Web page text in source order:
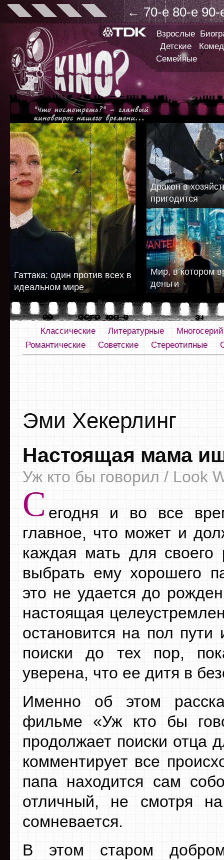
← 70-е 80-е 90-
Взрослые
Детские
Семейные
Гаттака: один против всех в
идеальном мире
Дракон в
пригодится
Мир, в котором
деньги
Классические Литературные
Романтические
Советские Стереотипные
Эми Хекерлинг
Настоящая мама
Уж кто бы говорил / Look
С егодня и во все
главное, что может и
каждая мать для своего
выбрать ему хорошего
это не удается до
настоящая
остановится на пол пути
поиски до тех пор,
уверена, что ее дитя в
Именно об этом
фильме «Уж кто бы
продолжает поиски
комментирует все
папа находится сам
отличный, не смотря
сомневается.
В этом старом